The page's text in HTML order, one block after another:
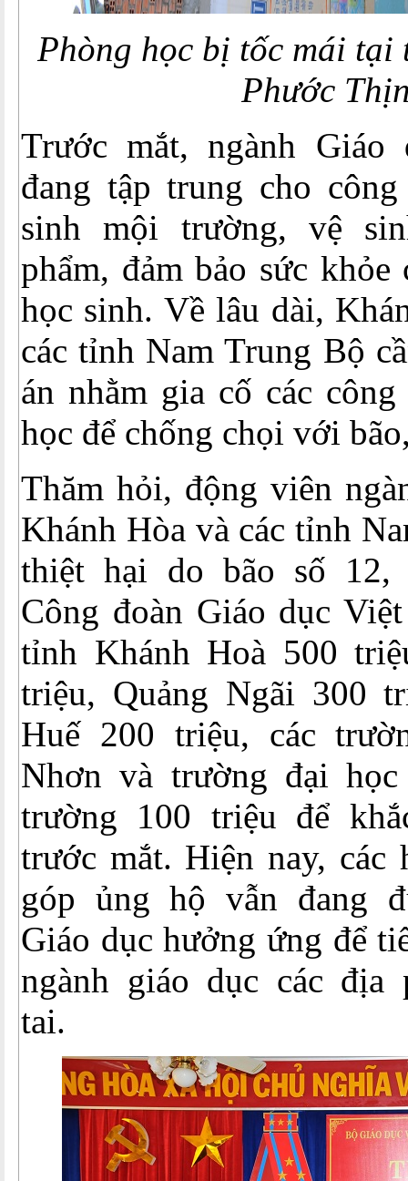
Phòng học bị tốc mái tại
Phước
Trước mắt, ngành Giáo
đang tập trung cho
sinh mội trường, vệ
phẩm, đảm bảo sức
học sinh. Về lâu dài,
các tỉnh Nam Trung Bộ
án nhằm gia cố các
học để chống chọi với
Thăm hỏi, động viên
Khánh Hòa và các tỉnh
thiệt hại do bão số
Công đoàn Giáo dục
tỉnh Khánh Hoà 500
triệu, Quảng Ngãi 300
Huế 200 triệu, các
Nhơn và trường đại
trường 100 triệu để
trước mắt. Hiện nay, các
góp ủng hộ vẫn đang
Giáo dục hưởng ứng để
ngành giáo dục các địa
tai.